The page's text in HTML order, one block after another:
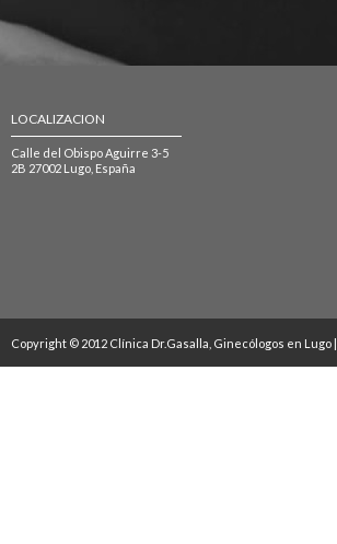
LOCALIZACION
Calle del Obispo Aguirre 3-5
2B 27002 Lugo, España
Copyright © 2012 Clínica Dr.Gasalla, Ginecólogos en Lugo |